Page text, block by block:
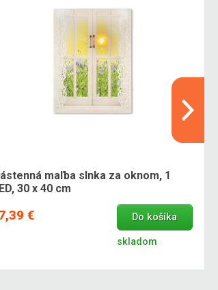
maľba slnka za oknom, 1
30 x 40 cm
€ Do košíka
skladom